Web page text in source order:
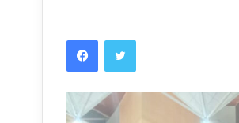
FacebookTwitter